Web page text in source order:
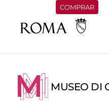
COMPRAR
MUSEO DI